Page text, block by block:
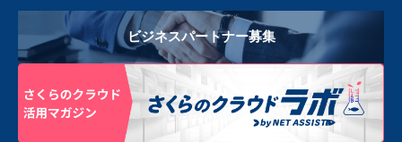
ビジネスパートナー募集